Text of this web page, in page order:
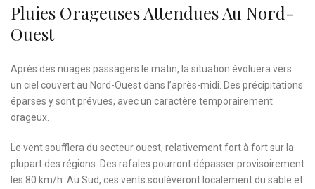
Pluies Orageuses Attendues Au Nord-
Ouest
Après des nuages passagers le matin, la situation évoluera vers
un ciel couvert au Nord-Ouest dans l’après-midi. Des précipitations
éparses y sont prévues, avec un caractère temporairement
orageux.
Le vent soufflera du secteur ouest, relativement fort à fort sur la
plupart des régions. Des rafales pourront dépasser provisoirement
les 80 km/h. Au Sud, ces vents soulèveront localement du sable et